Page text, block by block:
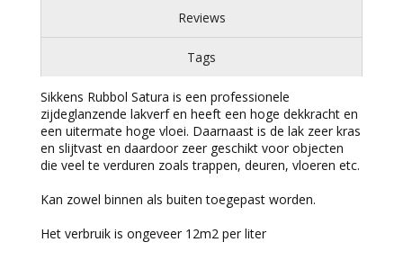
Reviews
Tags
Sikkens Rubbol Satura is een professionele
zijdeglanzende lakverf en heeft een hoge dekkracht en
een uitermate hoge vloei. Daarnaast is de lak zeer kras
en slijtvast en daardoor zeer geschikt voor objecten
die veel te verduren zoals trappen, deuren, vloeren etc.
Kan zowel binnen als buiten toegepast worden.
Het verbruik is ongeveer 12m2 per liter